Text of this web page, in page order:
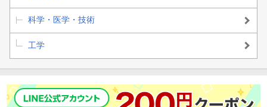
3-6 Raspberry Pi OSの設定を変更しよう
3-7 Raspberry Piでゲームをプレイしよう
●第4章 サーバーとして利用しよう
4-1 Raspberry Piとサーバー
科学・医学・技術
工学